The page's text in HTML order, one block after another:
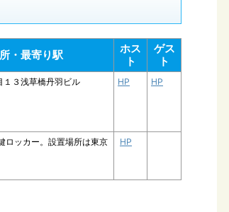
・最寄り駅
ホス
ト
ゲス
ト
１３浅草橋丹羽ビル
HP HP
ロッカー。設置場所は東京
HP